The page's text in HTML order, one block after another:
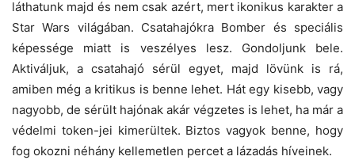
láthatunk majd és nem csak azért, mert ikonikus karakter a
Star Wars világában. Csatahajókra Bomber és speciális
képessége miatt is veszélyes lesz. Gondoljunk bele.
Aktiváljuk, a csatahajó sérül egyet, majd lövünk is rá,
amiben még a kritikus is benne lehet. Hát egy kisebb, vagy
nagyobb, de sérült hajónak akár végzetes is lehet, ha már a
védelmi token-jei kimerültek. Biztos vagyok benne, hogy
fog okozni néhány kellemetlen percet a lázadás híveinek.